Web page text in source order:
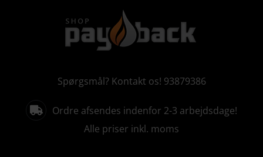
Spørgsmål? Kontakt os! 93879386
Ordre afsendes indenfor 2-3 arbejdsdage!
Alle priser inkl. moms